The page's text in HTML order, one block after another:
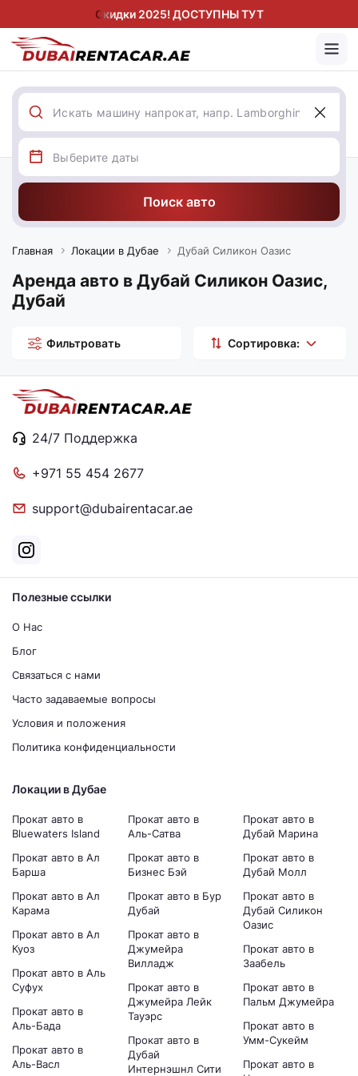
Скидки 2025! ДОСТУПНЫ ТУТ
Поиск авто
Главная Локации в Дубае Дубай Силикон Оазис
Аренда авто в Дубай Силикон Оазис,
Дубай
Фильтровать Сортировка:
24/7 Поддержка
+971 55 454 2677
support@dubairentacar.ae
Полезные ссылки
О Нас
Блог
Связаться с нами
Часто задаваемые вопросы
Условия и положения
Политика конфиденциальности
Локации в Дубае
Прокат авто в
Bluewaters Island
Прокат авто в Ал
Барша
Прокат авто в Ал
Карама
Прокат авто в Ал
Куоз
Прокат авто в Аль
Суфух
Прокат авто в
Аль-Бада
Прокат авто в
Аль-Васл
Прокат авто в
Аль-Сатва
Прокат авто в
Бизнес Бэй
Прокат авто в Бур
Дубай
Прокат авто в
Джумейра
Вилладж
Прокат авто в
Джумейра Лейк
Тауэрс
Прокат авто в
Дубай
Интернэшнл Сити
Прокат авто в
Дубай Марина
Прокат авто в
Дубай Молл
Прокат авто в
Дубай Силикон
Оазис
Прокат авто в
Заабель
Прокат авто в
Пальм Джумейра
Прокат авто в
Умм-Сукейм
Прокат авто в